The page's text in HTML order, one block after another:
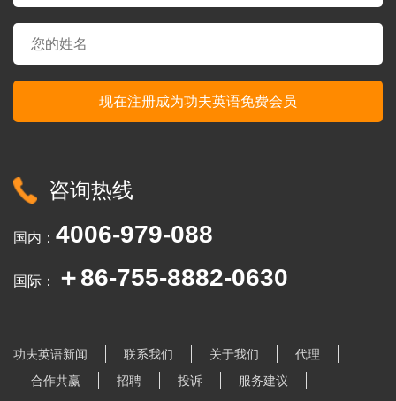
咨询热线
国内： 4006-979-088
国际： ＋86-755-8882-0630
功夫英语新闻 联系我们 关于我们
代理
合作共赢
招聘 投诉
服务建议